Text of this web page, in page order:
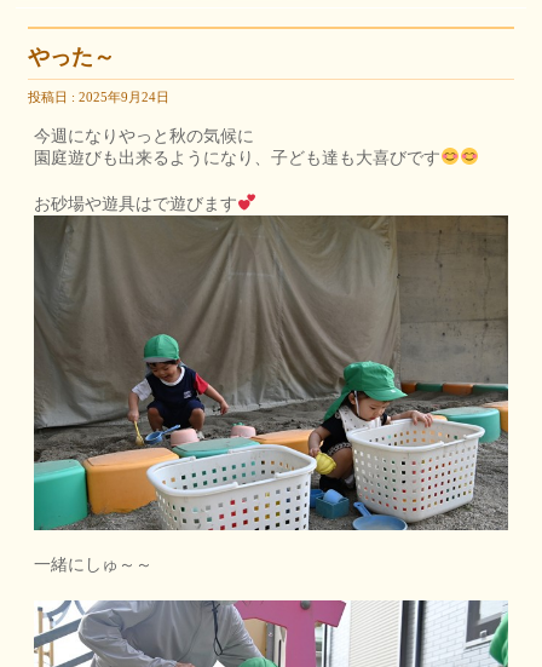
やった～
投稿日 : 2025年9月24日
今週になりやっと秋の気候に
園庭遊びも出来るようになり、子ども達も大喜びです
お砂場や遊具はで遊びます
一緒にしゅ～～